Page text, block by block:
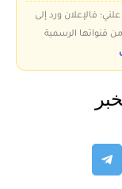
فالإعلان ورد إلى
قنواتها الرسمية